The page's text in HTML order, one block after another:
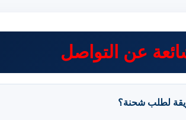
عن التواصل
لطلب شحنة؟